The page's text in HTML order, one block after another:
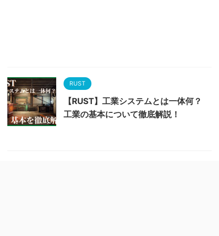
RUST
【RUST】工業システムとは一体何？
工業の基本について徹底解説！